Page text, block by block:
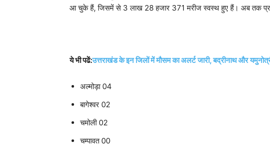
आ चुके हैं, जिसमें से 3 लाख 28 हजार 371 मरीज स्वस्थ हुए हैं। अब तक
ये भी पढें:उत्तराखंड के इन जिलों में मौसम का अलर्ट जारी, बद्रीनाथ और
अल्मोड़ा 04
बागेश्वर 02
चमोली 02
चम्पावत 00